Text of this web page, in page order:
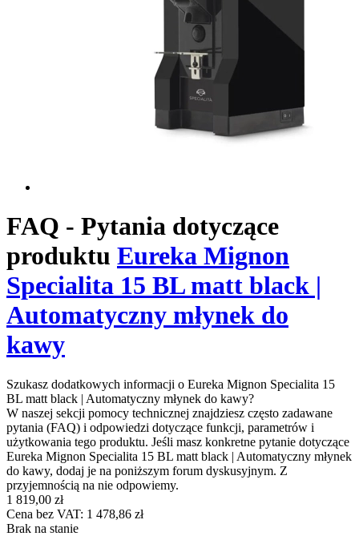
FAQ - Pytania dotyczące
produktu Eureka Mignon
Specialita 15 BL matt black |
Automatyczny młynek do
kawy
Szukasz dodatkowych informacji o Eureka Mignon Specialita 15
BL matt black | Automatyczny młynek do kawy?
W naszej sekcji pomocy technicznej znajdziesz często zadawane
pytania (FAQ) i odpowiedzi dotyczące funkcji, parametrów i
użytkowania tego produktu. Jeśli masz konkretne pytanie dotyczące
Eureka Mignon Specialita 15 BL matt black | Automatyczny młynek
do kawy, dodaj je na poniższym forum dyskusyjnym. Z
przyjemnością na nie odpowiemy.
1 819,00 zł
Cena bez VAT: 1 478,86 zł
Brak na stanie